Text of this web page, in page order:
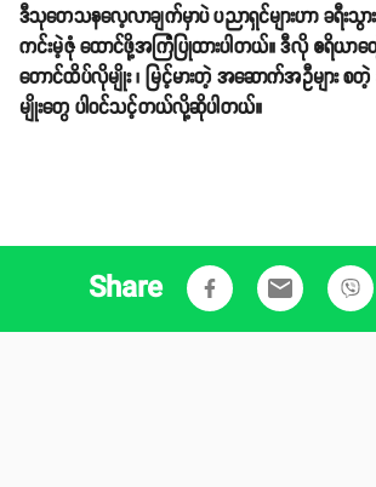
ဒီသုတေသနလေ့လာချက်မှာပဲ ပညာရှင်များဟာ ခရီးသွာ
ကင်းမဲ့ဇုံ ထောင်ဖို့အကြံပြုထားပါတယ်။ ဒီလို ဧရိယ
တောင်ထိပ်လိုမျိုး ၊ မြင့်မားတဲ့ အဆောက်အဦများ စ
မျိုးတွေ ပါဝင်သင့်တယ်လို့ဆိုပါတယ်။
Share email